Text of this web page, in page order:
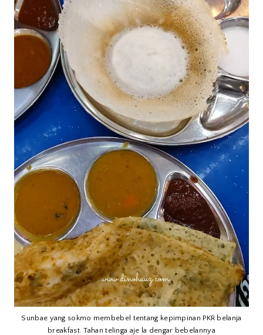
Sunbae yang sokmo membebel tentang kepimpinan PKR belanja
breakfast. Tahan telinga aje la dengar bebelannya